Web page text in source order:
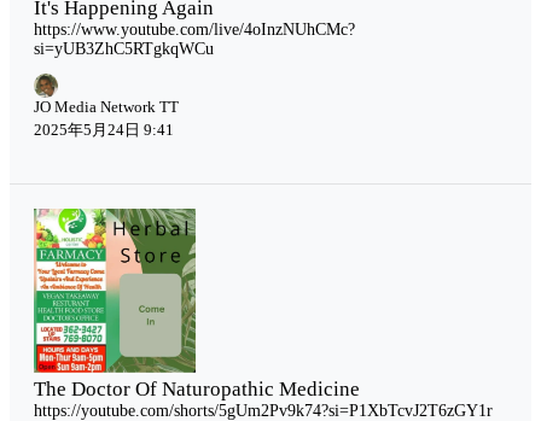
It's Happening Again
https://www.youtube.com/live/4oInzNUhCMc?
si=yUB3ZhC5RTgkqWCu
JO Media Network TT
2025年5月24日 9:41
The Doctor Of Naturopathic Medicine
https://youtube.com/shorts/5gUm2Pv9k74?si=P1XbTcvJ2T6zGY1r